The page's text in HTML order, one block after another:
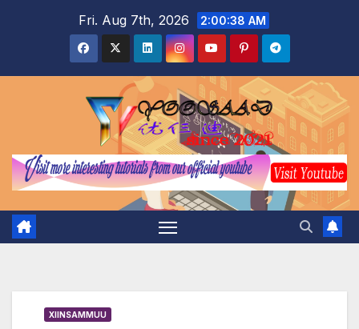
Fri. Aug 7th, 2026 2:00:39 AM
XIINSAMMUU